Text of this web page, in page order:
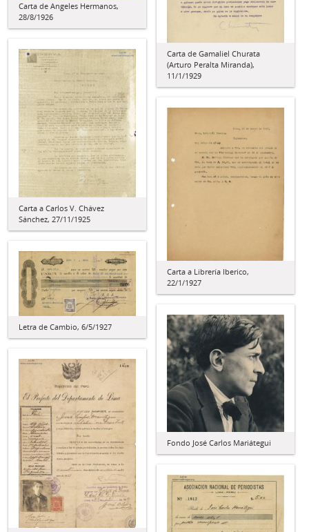
Carta de Angeles Hermanos,
28/8/1926
Carta de Gamaliel Churata
(Arturo Peralta Miranda),
11/1/1929
Carta a Carlos V. Chávez
Sánchez, 27/11/1925
Carta a Librería Iberico,
22/1/1927
Letra de Cambio, 6/5/1927
Fondo José Carlos Mariátegui